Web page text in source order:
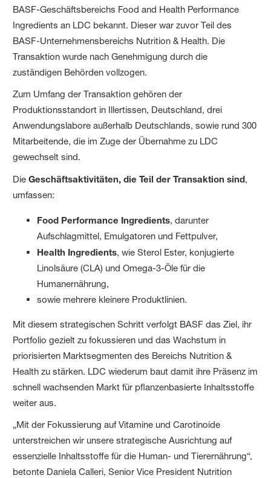
BASF-Geschäftsbereichs Food and Health Performance
Ingredients an LDC bekannt. Dieser war zuvor Teil des
BASF-Unternehmensbereichs Nutrition & Health. Die
Transaktion wurde nach Genehmigung durch die
zuständigen Behörden vollzogen.
Zum Umfang der Transaktion gehören der
Produktionsstandort in Illertissen, Deutschland, drei
Anwendungslabore außerhalb Deutschlands, sowie rund 300
Mitarbeitende, die im Zuge der Übernahme zu LDC
gewechselt sind.
DieGeschäftsaktivitäten, die Teil der Transaktion sind,
umfassen:
Food Performance Ingredients, darunter
Aufschlagmittel, Emulgatoren und Fettpulver,
Health Ingredients, wie Sterol Ester, konjugierte
Linolsäure (CLA) und Omega-3-Öle für die
Humanernährung,
sowie mehrere kleinere Produktlinien.
Mit diesem strategischen Schritt verfolgt BASF das Ziel, ihr
Portfolio gezielt zu fokussieren und das Wachstum in
priorisierten Marktsegmenten des Bereichs Nutrition &
Health zu stärken. LDC wiederum baut damit ihre Präsenz im
schnell wachsenden Markt für pflanzenbasierte Inhaltsstoffe
weiter aus.
„Mit der Fokussierung auf Vitamine und Carotinoide
unterstreichen wir unsere strategische Ausrichtung auf
essenzielle Inhaltsstoffe für die Human- und Tierernährung“,
betonte Daniela Calleri, Senior Vice President Nutrition